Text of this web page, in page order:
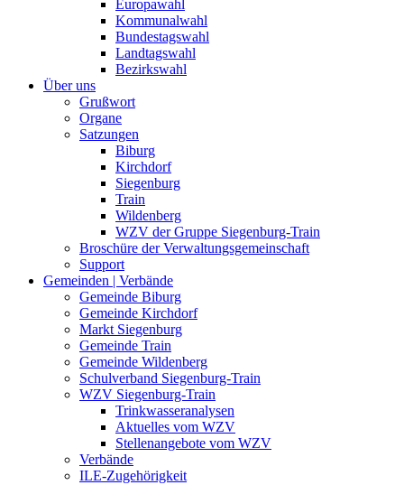
Europawahl
Kommunalwahl
Bundestagswahl
Landtagswahl
Bezirkswahl
Über uns
Grußwort
Organe
Satzungen
Biburg
Kirchdorf
Siegenburg
Train
Wildenberg
WZV der Gruppe Siegenburg-Train
Broschüre der Verwaltungsgemeinschaft
Support
Gemeinden | Verbände
Gemeinde Biburg
Gemeinde Kirchdorf
Markt Siegenburg
Gemeinde Train
Gemeinde Wildenberg
Schulverband Siegenburg-Train
WZV Siegenburg-Train
Trinkwasseranalysen
Aktuelles vom WZV
Stellenangebote vom WZV
Verbände
ILE-Zugehörigkeit